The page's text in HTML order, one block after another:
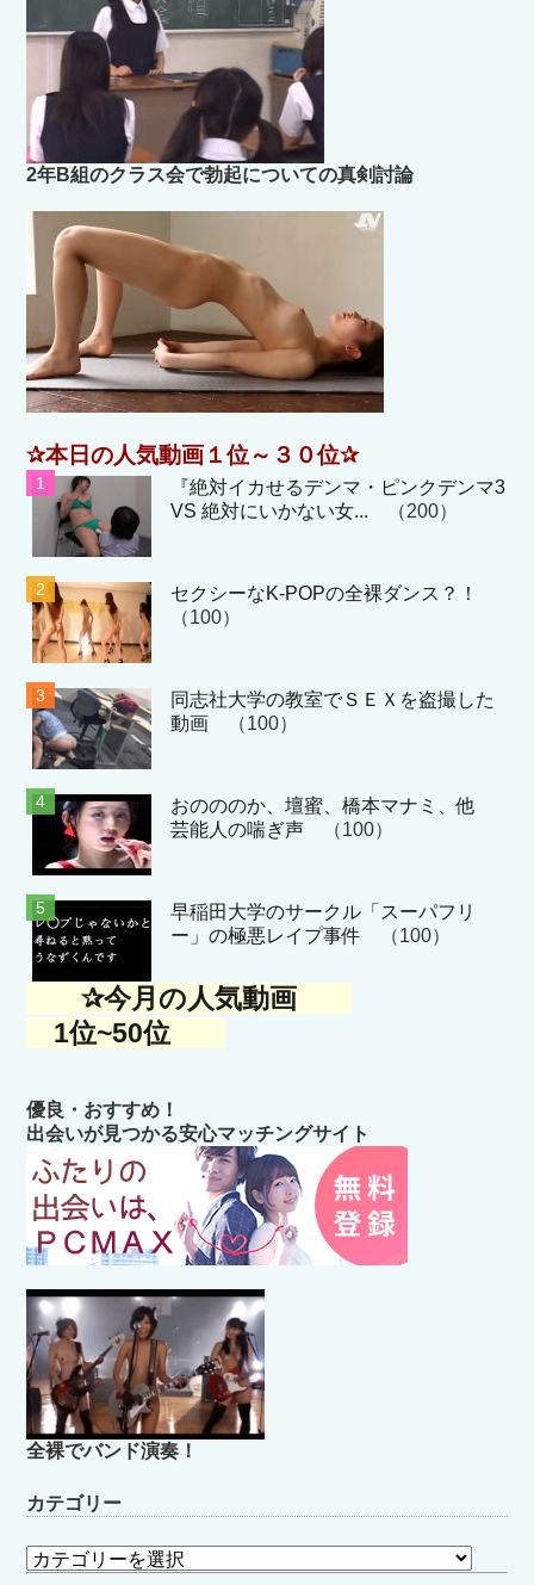
2年B組のクラス会で勃起についての真剣討論
✰本日の人気動画１位～３０位✰
『絶対イカせるデンマ・ピンクデンマ3
VS 絶対にいかない女... （200）
セクシーなK-POPの全裸ダンス？！
（100）
同志社大学の教室でＳＥＸを盗撮した
動画 （100）
おのののか、壇蜜、橋本マナミ、他
芸能人の喘ぎ声 （100）
早稲田大学のサークル「スーパフリ
ー」の極悪レイプ事件 （100）
✰今月の人気動画
1位~50位
優良・おすすめ！
出会いが見つかる安心マッチングサイト
全裸でバンド演奏！
カテゴリー
カ
テ